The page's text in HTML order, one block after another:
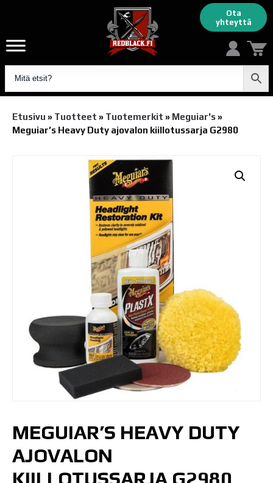
Ota
yhteyttä
Etusivu » Tuotteet » Tuotemerkit » Meguiar's»
Meguiar’s Heavy Duty ajovalon kiillotussarja G2980
MEGUIAR’S HEAVY DUTY
AJOVALON